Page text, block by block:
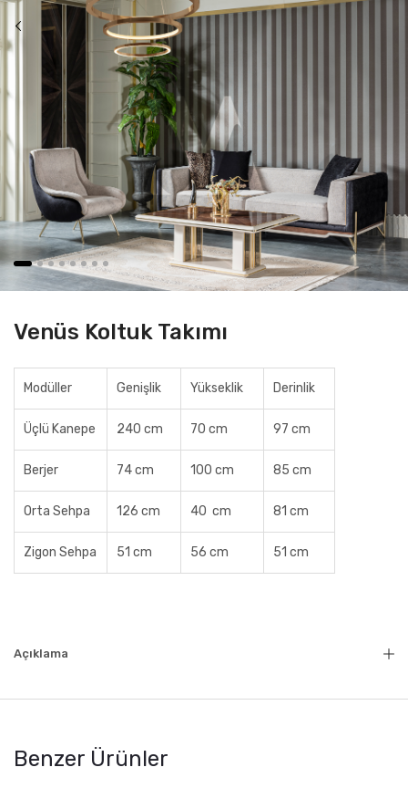
Venüs Koltuk Takımı
Modüller Genişlik Yükseklik Derinlik
Üçlü Kanepe 240 cm 70 cm 97 cm
Berjer 74 cm 100 cm 85 cm
Orta Sehpa 126 cm 40 cm 81 cm
Zigon Sehpa 51 cm 56 cm 51 cm
Açıklama
Benzer Ürünler